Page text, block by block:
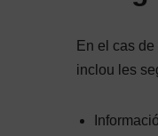
En el cas de
inclou les